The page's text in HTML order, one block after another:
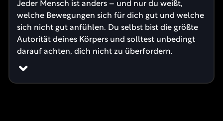
Jeder Mensch ist anders – und nur du weißt,
welche Bewegungen sich für dich gut und welche
sich nicht gut anfühlen. Du selbst bist die größte
Autorität deines Körpers und solltest unbedingt
darauf achten, dich nicht zu überfordern.